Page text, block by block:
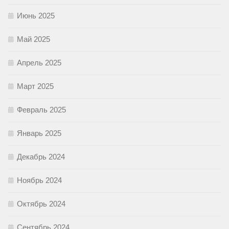
Июнь 2025
Май 2025
Апрель 2025
Март 2025
Февраль 2025
Январь 2025
Декабрь 2024
Ноябрь 2024
Октябрь 2024